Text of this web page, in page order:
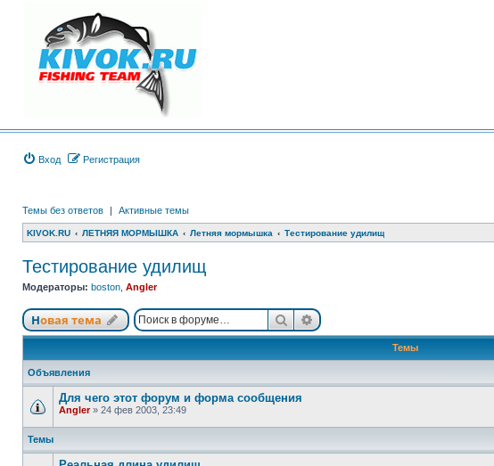
Вход Регистрация
Темы без ответов | Активные темы
KIVOK.RU ЛЕТНЯЯ МОРМЫШКА Летняя мормышка Тестирование удилищ
Тестирование удилищ
Модераторы: boston Angler
Новая тема ПоискРасширенный поиск
Темы
Объявления
Для чего этот форум и форма сообщения
Angler» 24 фев 2003, 23:49
Темы